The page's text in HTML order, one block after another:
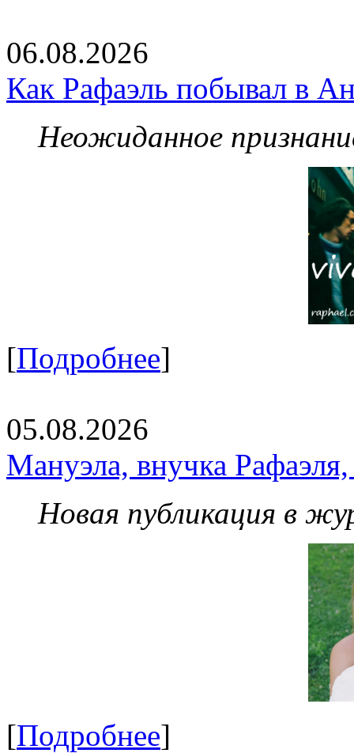
06.08.2026
Как Рафаэль побывал в
Неожиданное
[Подробнее]
05.08.2026
Мануэла, внучка
Новая публикация в
[Подробнее]